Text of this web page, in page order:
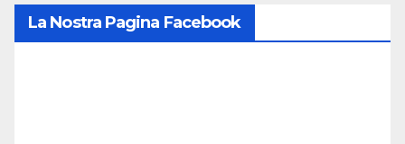
La Nostra Pagina Facebook